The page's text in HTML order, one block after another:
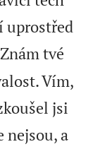
uprostřed
Znám tvé
Vím,
jsi
nejsou, a